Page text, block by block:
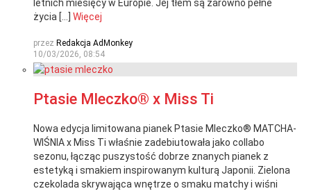
letnich miesięcy w Europie. Jej tłem są zarówno pełne
życia […] Więcej
przez Redakcja AdMonkey
10/03/2026, 08:54
Ptasie Mleczko® x Miss Ti
Nowa edycja limitowana pianek Ptasie Mleczko® MATCHA-
WIŚNIA x Miss Ti właśnie zadebiutowała jako collabo
sezonu, łącząc puszystość dobrze znanych pianek z
estetyką i smakiem inspirowanym kulturą Japonii. Zielona
czekolada skrywająca wnętrze o smaku matchy i wiśni